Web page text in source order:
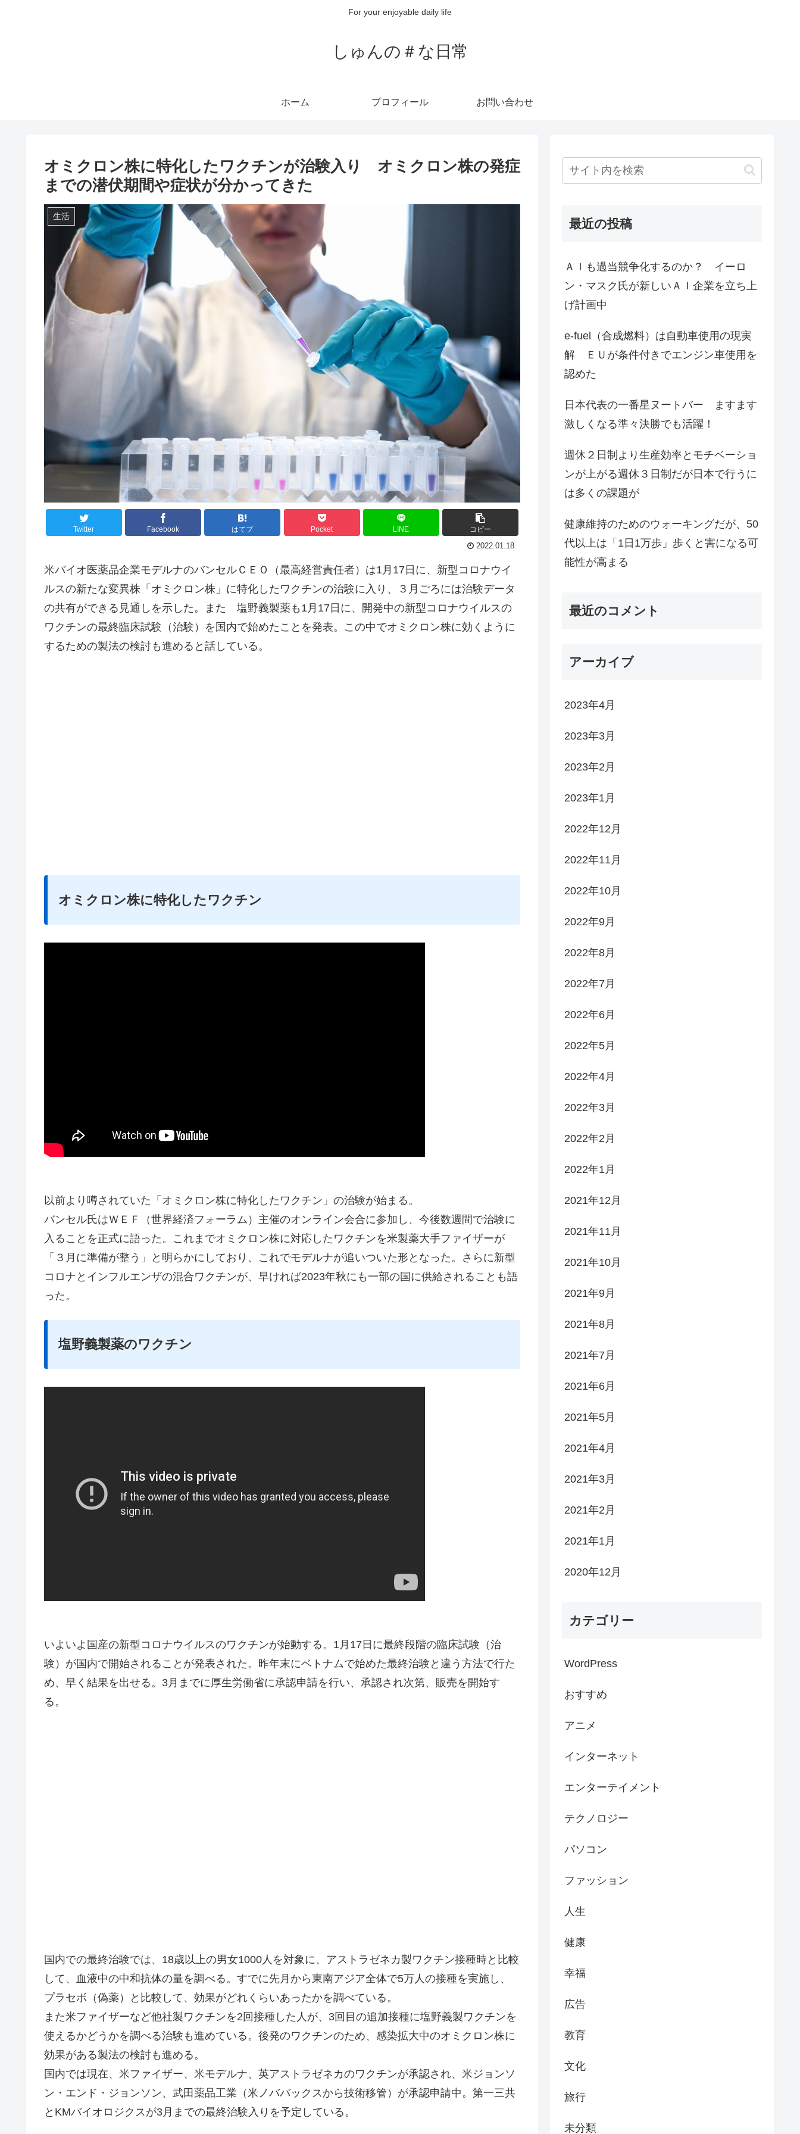
For your enjoyable daily life
しゅんの＃な日常
ホーム プロフィール お問い合わせ
オミクロン株に特化したワクチンが治験入り オミクロン株の発症
までの潜伏期間や症状が分かってきた
生活
Twitter Facebook はてブ Pocket LINE コピー
2022.01.18
米バイオ医薬品企業モデルナのバンセルＣＥＯ（最高経営責任者）は1月17日に、新型コロナウイ
ルスの新たな変異株「オミクロン株」に特化したワクチンの治験に入り、３月ごろには治験データ
の共有ができる見通しを示した。また 塩野義製薬も1月17日に、開発中の新型コロナウイルスの
ワクチンの最終臨床試験（治験）を国内で始めたことを発表。この中でオミクロン株に効くように
するための製法の検討も進めると話している。
オミクロン株に特化したワクチン
以前より噂されていた「オミクロン株に特化したワクチン」の治験が始まる。
バンセル氏はＷＥＦ（世界経済フォーラム）主催のオンライン会合に参加し、今後数週間で治験に
入ることを正式に語った。これまでオミクロン株に対応したワクチンを米製薬大手ファイザーが
「３月に準備が整う」と明らかにしており、これでモデルナが追いついた形となった。さらに新型
コロナとインフルエンザの混合ワクチンが、早ければ2023年秋にも一部の国に供給されることも語
った。
塩野義製薬のワクチン
いよいよ国産の新型コロナウイルスのワクチンが始動する。1月17日に最終段階の臨床試験（治
験）が国内で開始されることが発表された。昨年末にベトナムで始めた最終治験と違う方法で行た
め、早く結果を出せる。3月までに厚生労働省に承認申請を行い、承認され次第、販売を開始す
る。
国内での最終治験では、18歳以上の男女1000人を対象に、アストラゼネカ製ワクチン接種時と比較
して、血液中の中和抗体の量を調べる。すでに先月から東南アジア全体で5万人の接種を実施し、
プラセボ（偽薬）と比較して、効果がどれくらいあったかを調べている。
また米ファイザーなど他社製ワクチンを2回接種した人が、3回目の追加接種に塩野義製ワクチンを
使えるかどうかを調べる治験も進めている。後発のワクチンのため、感染拡大中のオミクロン株に
効果がある製法の検討も進める。
国内では現在、米ファイザー、米モデルナ、英アストラゼネカのワクチンが承認され、米ジョンソ
ン・エンド・ジョンソン、武田薬品工業（米ノババックスから技術移管）が承認申請中。第一三共
とKMバイオロジクスが3月までの最終治験入りを予定している。
最近の投稿
ＡＩも過当競争化するのか？ イーロ
ン・マスク氏が新しいＡＩ企業を立ち上
げ計画中
e-fuel（合成燃料）は自動車使用の現実
解 ＥＵが条件付きでエンジン車使用を
認めた
日本代表の一番星ヌートバー ますます
激しくなる準々決勝でも活躍！
週休２日制より生産効率とモチベーショ
ンが上がる週休３日制だが日本で行うに
は多くの課題が
健康維持のためのウォーキングだが、50
代以上は「1日1万歩」歩くと害になる可
能性が高まる
最近のコメント
アーカイブ
2023年4月
2023年3月
2023年2月
2023年1月
2022年12月
2022年11月
2022年10月
2022年9月
2022年8月
2022年7月
2022年6月
2022年5月
2022年4月
2022年3月
2022年2月
2022年1月
2021年12月
2021年11月
2021年10月
2021年9月
2021年8月
2021年7月
2021年6月
2021年5月
2021年4月
2021年3月
2021年2月
2021年1月
2020年12月
カテゴリー
WordPress
おすすめ
アニメ
インターネット
エンターテイメント
テクノロジー
パソコン
ファッション
人生
健康
幸福
広告
教育
文化
旅行
未分類